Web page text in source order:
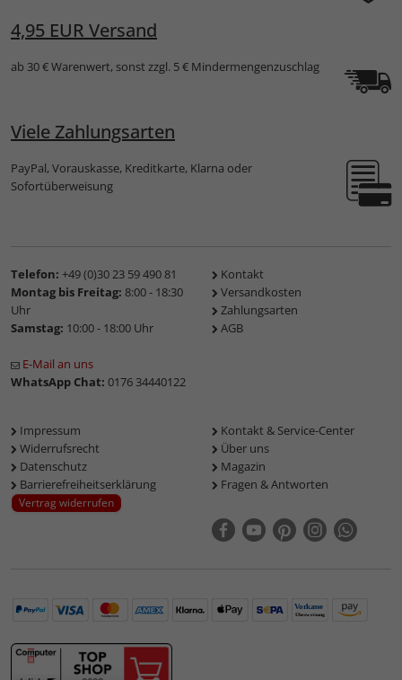
4,95 EUR Versand
ab 30 € Warenwert, sonst zzgl. 5 € Mindermengenzuschlag
Viele Zahlungsarten
PayPal, Vorauskasse, Kreditkarte, Klarna oder
Sofortüberweisung
Telefon: +49 (0)30 23 59 490 81
Montag bis Freitag: 8:00 - 18:30
Uhr
Samstag: 10:00 - 18:00 Uhr
E-Mail an uns
WhatsApp Chat: 0176 34440122
Kontakt
Versandkosten
Zahlungsarten
AGB
Impressum
Widerrufsrecht
Datenschutz
Barrierefreiheitserklärung
Vertrag widerrufen
Kontakt & Service-Center
Über uns
Magazin
Fragen & Antworten